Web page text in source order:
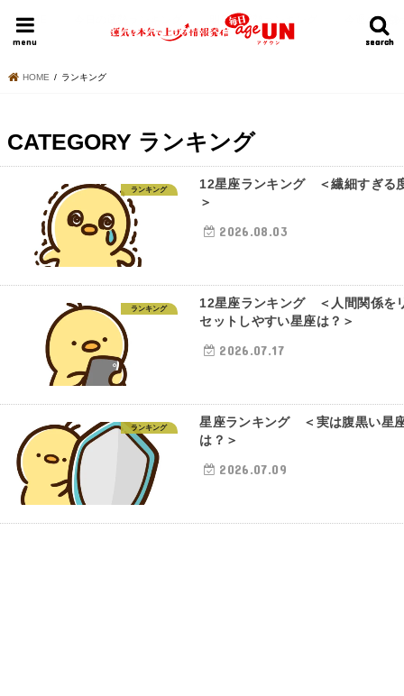
search
search
menu
HOME 明日の運勢ランキング 今週の運勢
HOME ランキング
CATEGORY ランキング
ランキング
12星座ランキング ＜繊細すぎる
＞
2026.08.03
ランキング
12星座ランキング ＜人間関係を
セットしやすい星座は？＞
2026.07.17
ランキング
星座ランキング ＜実は腹黒い星
は？＞
2026.07.09